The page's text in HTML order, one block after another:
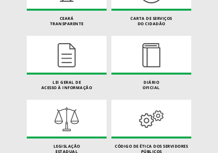
CEARÁ
TRANSPARENTE
CARTA DE SERVIÇOS
DO CIDADÃO
LEI GERAL DE
ACESSO À INFORMAÇÃO
DIÁRIO
OFICIAL
LEGISLAÇÃO
ESTADUAL
CÓDIGO DE ÉTICA DOS SERVIDORES
PÚBLICOS